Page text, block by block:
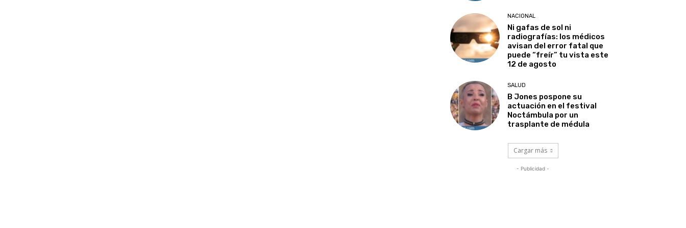
NACIONAL
Ni gafas de sol ni
radiografías: los médicos
avisan del error fatal que
puede “freír” tu vista este
12 de agosto
SALUD
B Jones pospone su
actuación en el festival
Noctámbula por un
trasplante de médula
Cargar más
- Publicidad -